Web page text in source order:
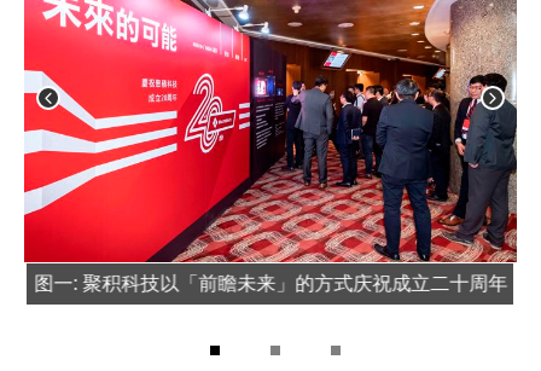
1 2 3
图一: 聚积科技以「前瞻未来」的方式庆祝成立二十周年